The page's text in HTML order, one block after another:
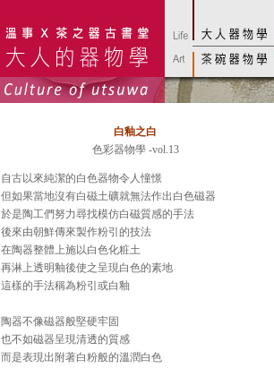
白釉之白
色彩器物學 -vol.13
自古以來純潔的白色器物令人憧憬
但如果當地沒有白磁土礦就無法作出白色磁器
於是陶工們努力尋找模仿白磁質感的手法
後來由朝鮮傳來製作粉引的技法
在陶器整體上施以白色化粧土
再淋上透明釉後使之呈現白色的素地
這樣的手法稱為粉引或白釉
陶器不像磁器般堅硬牢固
也不如磁器呈現清透的質感
而是表現出附著白粉般的溫潤白色